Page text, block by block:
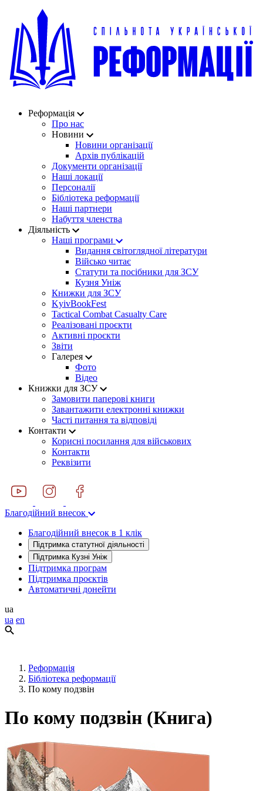
Реформація
Про нас
Новини
Новини організації
Архів публікацій
Документи організації
Наші локації
Персоналії
Бібліотека реформації
Наші партнери
Набуття членства
Діяльність
Наші програми
Видання світоглядної літератури
Військо читає
Статути та посібники для ЗСУ
Кузня Уніж
Книжки для ЗСУ
KyivBookFest
Tactical Combat Casualty Care
Реалізовані проєкти
Активні проєкти
Звіти
Галерея
Фото
Відео
Книжки для ЗСУ
Замовити паперові книги
Завантажити електронні книжки
Часті питання та відповіді
Контакти
Корисні посилання для військових
Контакти
Реквізити
Благодійний внесок
Благодійний внесок в 1 клік
Підтримка статутної діяльності
Підтримка Кузні Уніж
Підтримка програм
Підтримка проєктів
Автоматичні донейти
ua
ua en
Реформація
Бібліотека реформації
По кому подзвін
По кому подзвін (Книга)